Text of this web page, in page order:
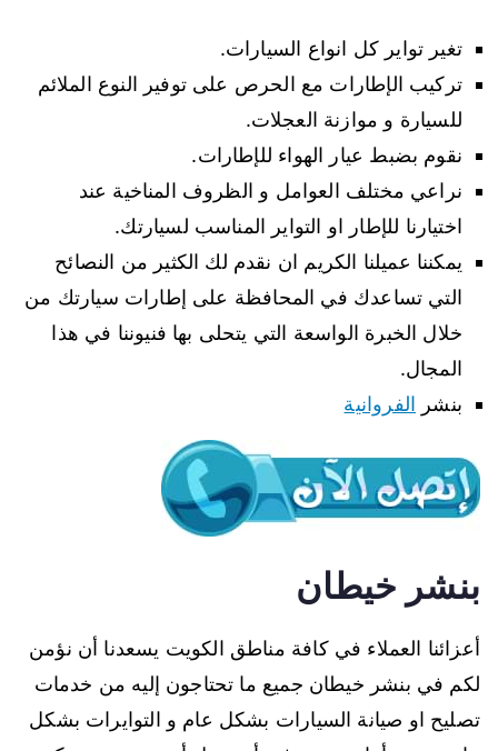
تغير تواير كل انواع السيارات.
تركيب الإطارات مع الحرص على توفير النوع الملائم
للسيارة و موازنة العجلات.
نقوم بضبط عيار الهواء للإطارات.
نراعي مختلف العوامل و الظروف المناخية عند
اختيارنا للإطار او التواير المناسب لسيارتك.
يمكننا عميلنا الكريم ان نقدم لك الكثير من النصائح
التي تساعدك في المحافظة على إطارات سيارتك من
خلال الخبرة الواسعة التي يتحلى بها فنيوننا في هذا
المجال.
بنشر الفروانية
بنشر خيطان
أعزائنا العملاء في كافة مناطق الكويت يسعدنا أن نؤمن
لكم في بنشر خيطان جميع ما تحتاجون إليه من خدمات
تصليح او صيانة السيارات بشكل عام و التوايرات بشكل